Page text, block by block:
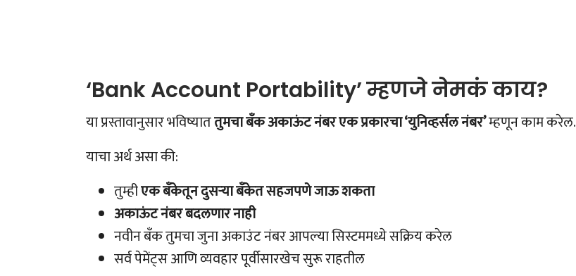
‘Bank Account Portability’ म्हणजे नेमकं काय?
या प्रस्तावानुसार भविष्याततुमचा बँक अकाऊंटनंबर एक प्रकारचा ‘युनिव्हर्सल नंबर’म्हणून काम करेल.
याचा अर्थ असा की:
तुम्हीएक बँकेतून दुसऱ्या बँकेत सहजपणे जाऊ शकता
अकाऊंटनंबर बदलणार नाही
नवीन बँक तुमचा जुना अकाउंट नंबर आपल्या सिस्टममध्ये सक्रिय करेल
सर्व पेमेंट्स आणि व्यवहार पूर्वीसारखेच सुरू राहतील